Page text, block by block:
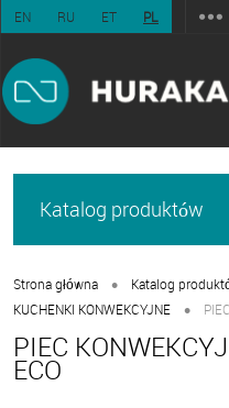
EN RU ET PL
Katalog produktów
Strona główna • Katalog
KUCHENKI KONWEKCYJNE •
PIEC
ECO